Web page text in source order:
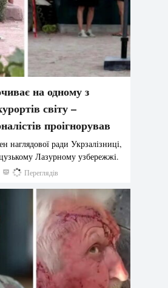
на одному з
світу –
проігнорував
наглядової ради Укрзалізниці,
Лазурному узбережжі.
211 Переглядів